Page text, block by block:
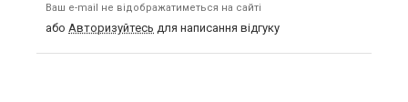
Ваш e-mail не відображатиметься на сайті
або Авторизуйтесь для написання відгуку